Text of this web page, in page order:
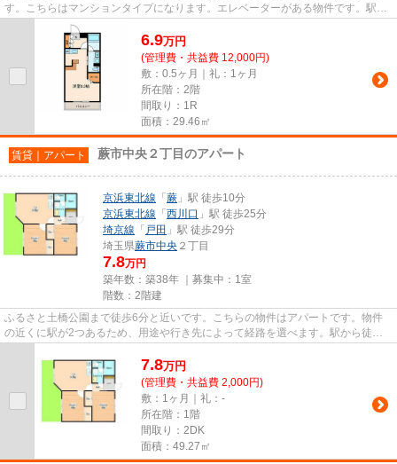
す。こちらはマンションタイプになります。エレベーターがある物件です。駅ま
で徒歩10分なので、アクセス...
6.9万円
(管理費・共益費 12,000円)
敷：0.5ヶ月｜礼：1ヶ月
所在階：2階
間取り：1R
面積：29.46㎡
賃貸｜アパート 蕨市中央２丁目のアパート
京浜東北線 「 蕨 」駅 徒歩10分
京浜東北線 「 西川口 」駅 徒歩25分
埼京線 「 戸田 」駅 徒歩29分
埼玉県蕨市中央 ２丁目
7.8万円
築年数：築38年 ｜募集中： 1室
階数：2階建
ふるさと土橋公園まで徒歩6分と近いです。こちらの物件はアパートです。物件
の近くに駅が2つあるため、用途や行き先によって経路を選べます。駅から徒歩
7.8万円
(管理費・共益費 2,000円)
敷：1ヶ月｜礼：-
所在階：1階
間取り：2DK
面積：49.27㎡